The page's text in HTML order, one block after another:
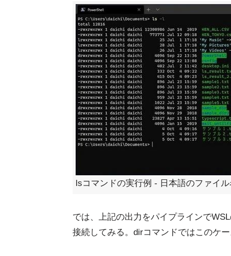
lsコマンドの実行例 - 日本語のファイ
では、上記の出力をパイプラインで
接続してみる。dirコマンドではこのケー